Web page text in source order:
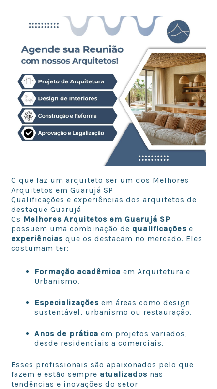
O que faz um arquiteto ser um dos Melhores
Arquitetos em Guarujá SP
Qualificações e experiências dos arquitetos de
destaque Guarujá
Os Melhores Arquitetos em Guarujá SP
possuem uma combinação de qualificações e
experiências que os destacam no mercado. Eles
costumam ter:
Formação acadêmica em Arquitetura e
Urbanismo.
Especializações em áreas como design
sustentável, urbanismo ou restauração.
Anos de prática em projetos variados,
desde residenciais a comerciais.
Esses profissionais são apaixonados pelo que
fazem e estão sempre atualizados nas
tendências e inovações do setor.